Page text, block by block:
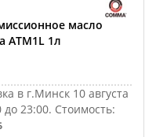
масло
ATM1L 1л
в г.Минск 10 августа
до 23:00. Стоимость: